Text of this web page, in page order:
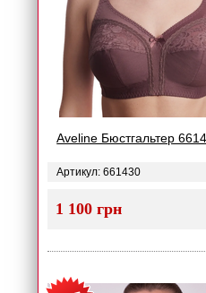
Aveline Бюстгальтер
Артикул: 661430
1 100 грн